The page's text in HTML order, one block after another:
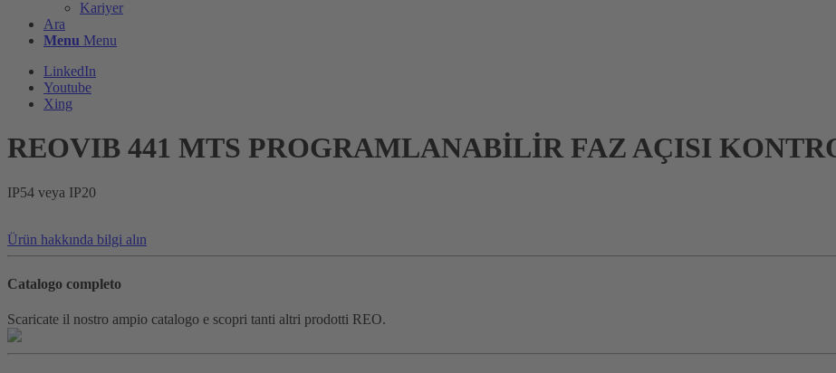
Kariyer
Ara
Menu Menu
LinkedIn
Youtube
Xing
REOVIB 441 MTS PROGRAMLANABİLİR FAZ AÇISI
IP54 veya IP20
Ürün hakkında bilgi alın
Catalogo completo
Scaricate il nostro ampio catalogo e scopri tanti altri prodotti REO.